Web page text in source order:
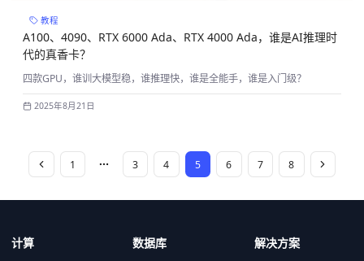
教程
A100、4090、RTX 6000 Ada、RTX 4000 Ada，谁是AI推理时
代的真香卡？
四款GPU，谁训大模型稳，谁推理快，谁是全能手，谁是入门级？
2025年8月21日
1 3 4 5 6 7 8
计算 数据库 解决方案